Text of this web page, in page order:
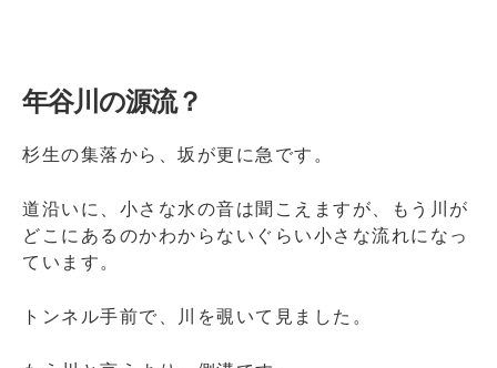
年谷川の源流？
杉生の集落から、坂が更に急です。
道沿いに、小さな水の音は聞こえますが、もう川が
どこにあるのかわからないぐらい小さな流れになっ
ています。
トンネル手前で、川を覗いて見ました。